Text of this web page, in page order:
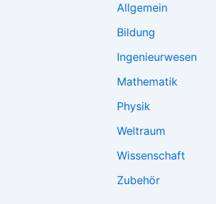
Allgemein
Bildung
Ingenieurwesen
Mathematik
Physik
Weltraum
Wissenschaft
Zubehör